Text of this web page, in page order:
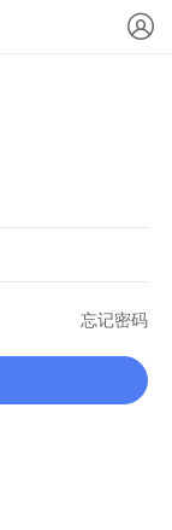
忘记密码